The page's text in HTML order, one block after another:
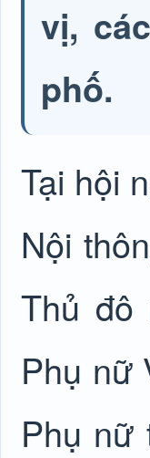
vị,
phố.
Tại hội
Nội
Thủ đô
Phụ nữ
Phụ nữ